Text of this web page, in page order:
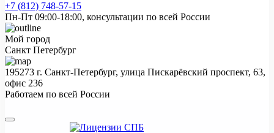
+7 (812) 748-57-15
Пн-Пт 09:00-18:00, консультации по всей России
Мой город
Санкт Петербург
195273 г. Санкт-Петербург, улица Пискарёвский проспект, 63,
офис 236
Работаем по всей России